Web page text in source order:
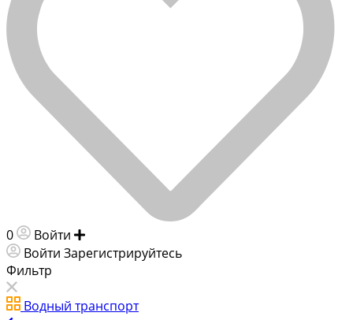
0 Войти
Войти Зарегистрируйтесь
Фильтр
Водный транспорт